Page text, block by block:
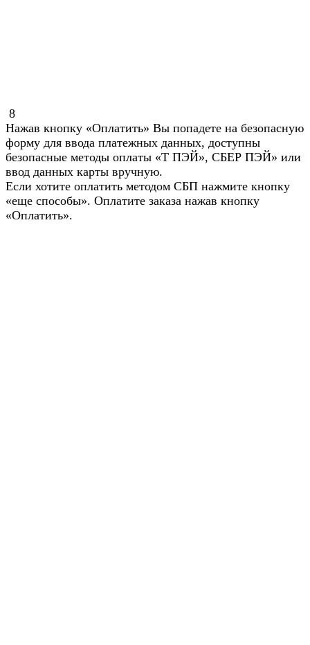
8
Нажав кнопку «Оплатить» Вы попадете на безопасную
форму для ввода платежных данных, доступны
безопасные методы оплаты «Т ПЭЙ», СБЕР ПЭЙ» или
ввод данных карты вручную.
Если хотите оплатить методом СБП нажмите кнопку
«еще способы». Оплатите заказа нажав кнопку
«Оплатить».